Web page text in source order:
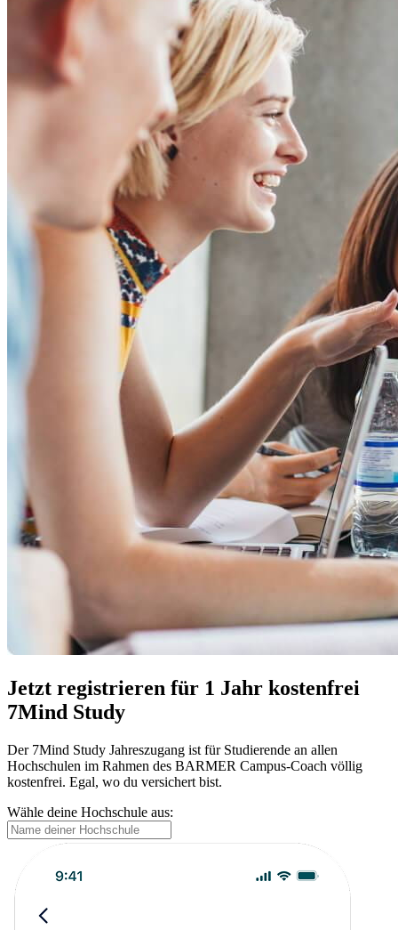
Jetzt registrieren für 1 Jahr kostenfrei
7Mind Study
Der 7Mind Study Jahreszugang ist für Studierende an allen
Hochschulen im Rahmen des BARMER Campus-Coach völlig
kostenfrei. Egal, wo du versichert bist.
Wähle deine Hochschule aus: